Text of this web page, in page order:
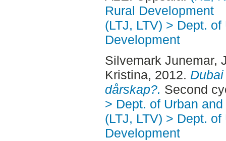
Rural Development
(LTJ, LTV) > Dept.
Development
Silvemark Junemar,
Kristina, 2012.
dårskap?. Second
> Dept. of Urban
(LTJ, LTV) > Dept.
Development